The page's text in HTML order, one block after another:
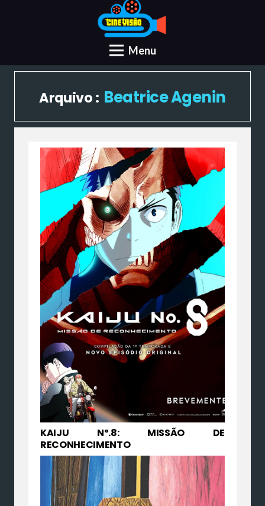
Menu
Arquivo : Beatrice Agenin
KAIJU Nº.8: MISSÃO DE
RECONHECIMENTO